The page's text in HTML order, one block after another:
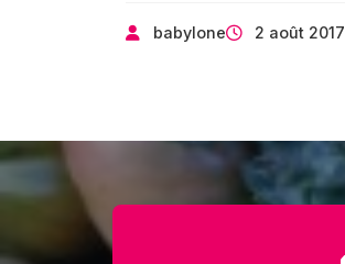
babylone 2 août 2017